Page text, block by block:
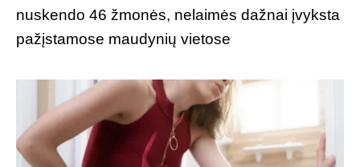
nuskendo 46 žmonės, nelaimės dažnai įvyksta
pažįstamose maudynių vietose